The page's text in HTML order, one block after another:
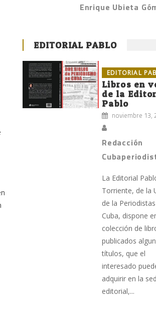
Enrique Ubieta
EDITORIAL PABLO
EDITORIAL
Libros en
de la
Pablo
noviembre 13,
Redacción
La Editorial
Torriente, de la
de la
Cuba, dispone
colección de
publicados
títulos, que el
interesado
adquirir en la
editorial,...